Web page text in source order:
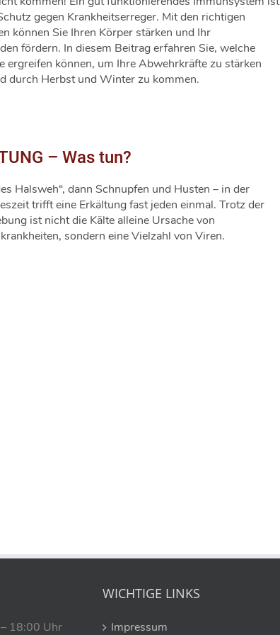
gegen Krankheitserreger. Mit den richtigen
können Sie Ihren Körper stärken und Ihr
fördern. In diesem Beitrag erfahren Sie, welche
ergreifen können, um Ihre Abwehrkräfte zu stärken
durch Herbst und Winter zu kommen.
– Was tun?
Halsweh“, dann Schnupfen und Husten – in der
trifft eine Erkältung fast jeden einmal. Trotz der
ist nicht die Kälte alleine Ursache von
sondern eine Vielzahl von Viren.
18:00 Uhr
WICHTIGE LINKS
Impressum